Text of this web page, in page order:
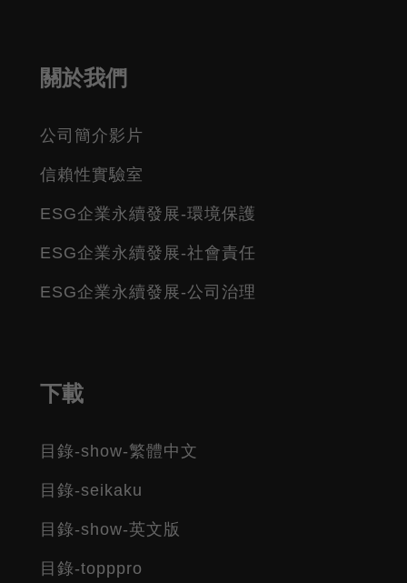
關於我們
公司簡介影片
信賴性實驗室
ESG企業永續發展-環境保護
ESG企業永續發展-社會責任
ESG企業永續發展-公司治理
下載
目錄-show-繁體中文
目錄-seikaku
目錄-show-英文版
目錄-topppro